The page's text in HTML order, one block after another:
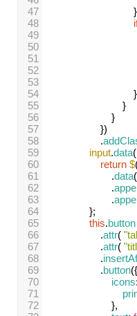
47
48
49
50
51
52
53
54
}
55
}
56
}
57
})
58
.
59
input.data(
60
return $
61
.data(
62
.
63
.
64
};
65
this.button
66
.attr(
67
.attr(
68
.
69
.button({
70
icons
71
72
},